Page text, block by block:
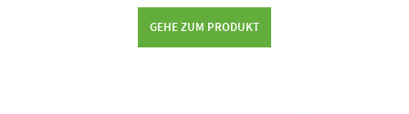
GEHE ZUM PRODUKT